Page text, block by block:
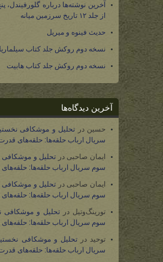
آخرین نوشته‌ها درباره گلورفیندل،
از جلد ۱۲ تاریخ سرزمین میانه
حدیث فینوه و میریل
نسخه دوم روکش جلد کتاب
نسخه دوم روکش جلد کتاب هابیت
آخرین دیدگاه‌ها
حسین در تحلیل و موشکافی
سریال ارباب حلقه‌ها: حلقه‌های
ایمان صاحبی در تحلیل و
سوم سریال ارباب حلقه‌ها:
ایمان صاحبی در تحلیل و
سوم سریال ارباب حلقه‌ها:
تورینگ‌وتیل در تحلیل و موشکافی
سوم سریال ارباب حلقه‌ها:
توحید درتحلیل و موشکافی
سریال ارباب حلقه‌ها: حلقه‌های